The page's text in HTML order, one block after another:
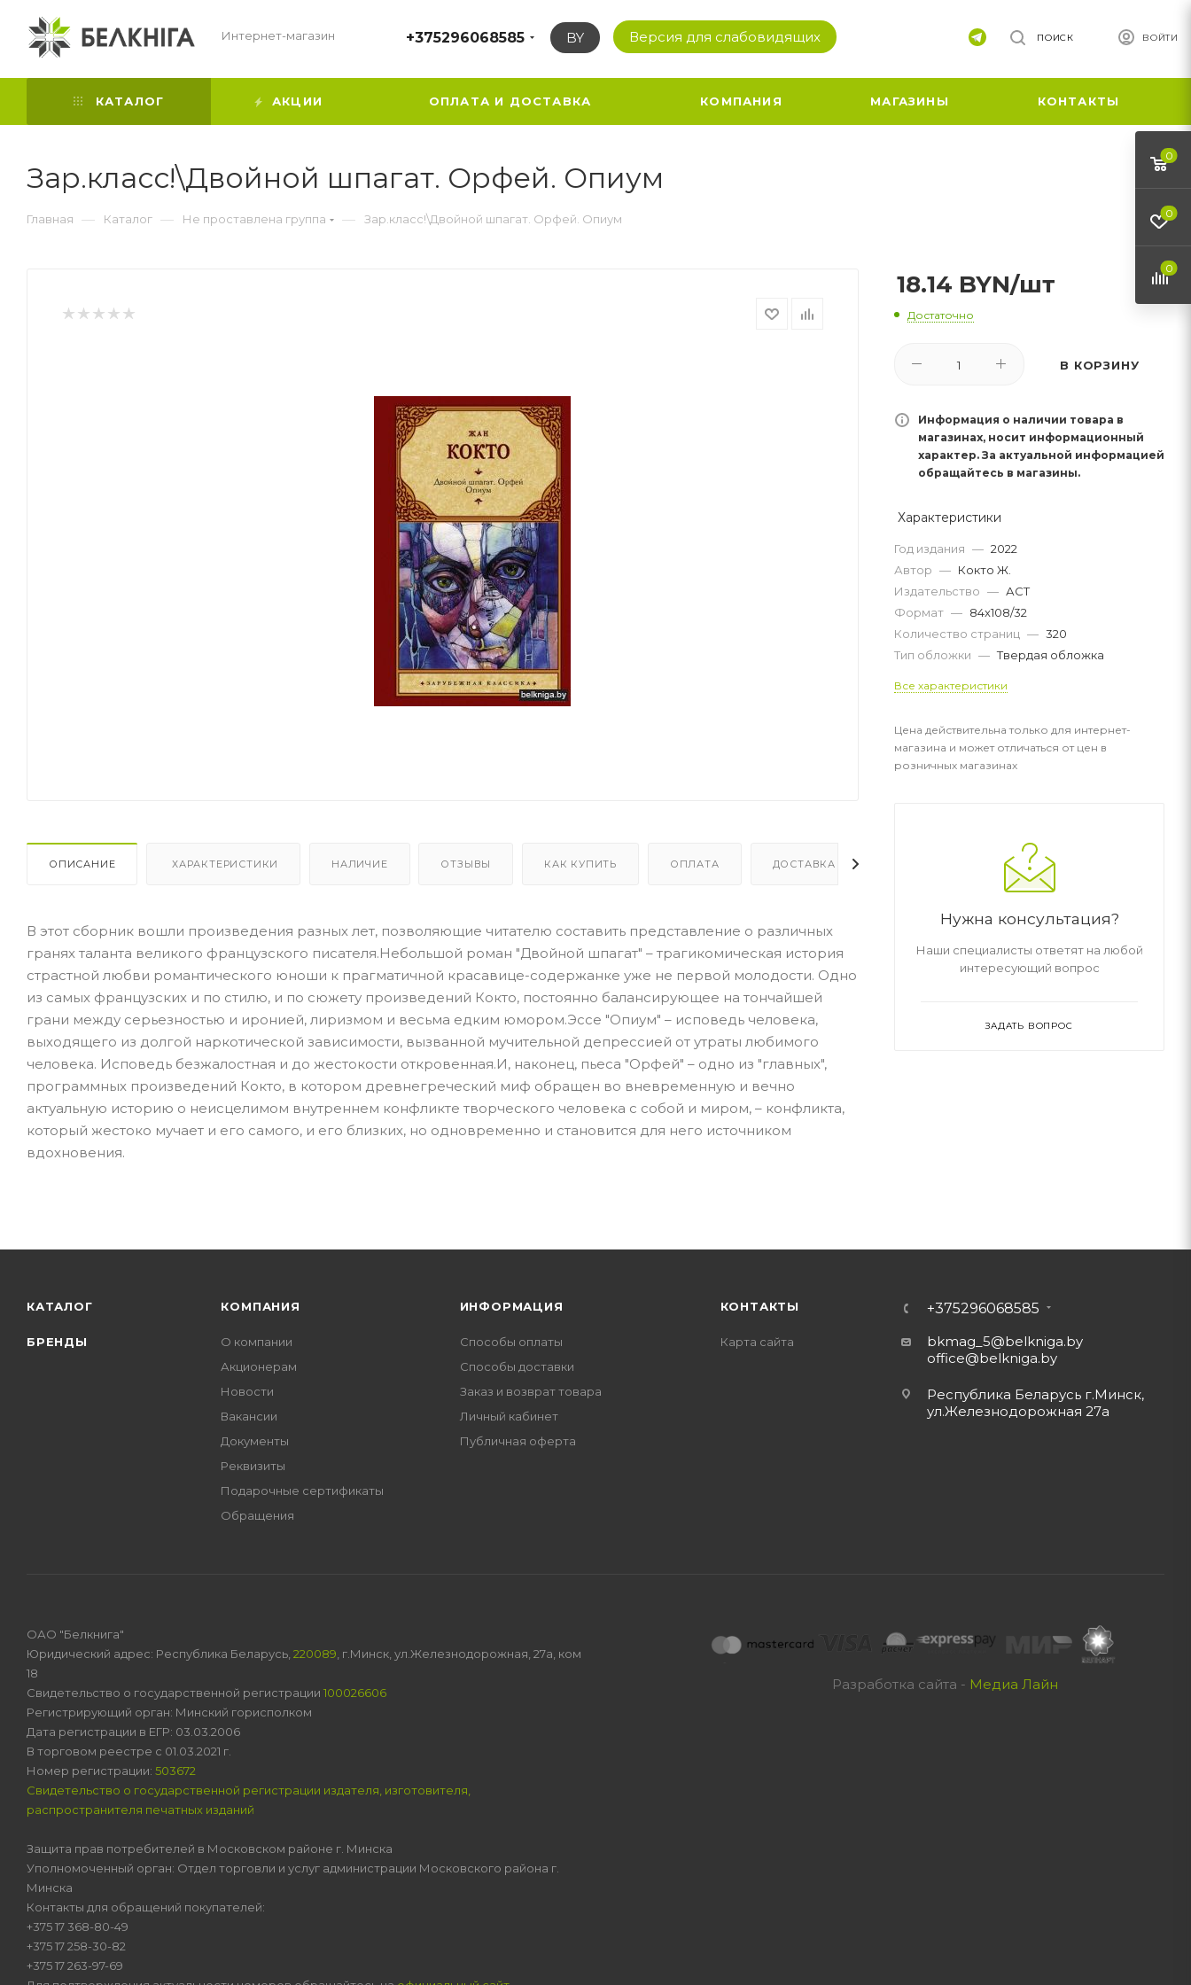
Интернет-магазин +375296068585 BY Версия для слабовидящих ВОЙТИ
ПОИСК
КАТАЛОГ АКЦИИ ОПЛАТА И ДОСТАВКА КОМПАНИЯ МАГАЗИНЫ КОНТАКТЫ
Зар.класс!\Двойной шпагат. Орфей. Опиум
Главная — Каталог — Не проставлена группа — Зар.класс!\Двойной шпагат. Орфей. Опиум
ОПИСАНИЕ ХАРАКТЕРИСТИКИ НАЛИЧИЕ ОТЗЫВЫ КАК КУПИТЬ ОПЛАТА ДОСТАВКА
В этот сборник вошли произведения разных лет, позволяющие читателю составить представление о различных
гранях таланта великого французского писателя.Небольшой роман "Двойной шпагат" – трагикомическая история
страстной любви романтического юноши к прагматичной красавице-содержанке уже не первой молодости. Одно
из самых французских и по стилю, и по сюжету произведений Кокто, постоянно балансирующее на тончайшей
грани между серьезностью и иронией, лиризмом и весьма едким юмором.Эссе "Опиум" – исповедь человека,
выходящего из долгой наркотической зависимости, вызванной мучительной депрессией от утраты любимого
человека. Исповедь безжалостная и до жестокости откровенная.И, наконец, пьеса "Орфей" – одно из "главных",
программных произведений Кокто, в котором древнегреческий миф обращен во вневременную и вечно
актуальную историю о неисцелимом внутреннем конфликте творческого человека с собой и миром, – конфликта,
который жестоко мучает и его самого, и его близких, но одновременно и становится для него источником
вдохновения.
18.14 BYN/шт
Достаточно
В КОРЗИНУ
Информация о наличии товара в
магазинах, носит информационный
характер. За актуальной информацией
обращайтесь в магазины.
Характеристики
Год издания — 2022
Автор — Кокто Ж.
Издательство — АСТ
Формат — 84x108/32
Количество страниц — 320
Тип обложки — Твердая обложка
Все характеристики
Цена действительна только для интернет-
магазина и может отличаться от цен в
розничных магазинах
Нужна консультация?
Наши специалисты ответят на любой
интересующий вопрос
ЗАДАТЬ ВОПРОС
КАТАЛОГ
БРЕНДЫ
КОМПАНИЯ
О компании
Акционерам
Новости
Вакансии
Документы
Реквизиты
Подарочные сертификаты
Обращения
ИНФОРМАЦИЯ
Способы оплаты
Способы доставки
Заказ и возврат товара
Личный кабинет
Публичная оферта
КОНТАКТЫ
Карта сайта
+375296068585
bkmag_5@belkniga.by
office@belkniga.by
Республика Беларусь г.Минск,
ул.Железнодорожная 27а
Разработка сайта - Медиа Лайн
ОАО "Белкнига"
Юридический адрес: Республика Беларусь, 220089 , г.Минск, ул.Железнодорожная, 27а, ком
18
Свидетельство о государственной регистрации 100026606
Регистрирующий орган: Минский горисполком
Дата регистрации в ЕГР: 03.03.2006
В торговом реестре с 01.03.2021 г.
Номер регистрации: 503672
Свидетельство о государственной регистрации издателя, изготовителя,
распространителя печатных изданий
Защита прав потребителей в Московском районе г. Минска
Уполномоченный орган: Отдел торговли и услуг администрации Московского района г.
Минска
Контакты для обращений покупателей:
+375 17 368-80-49
+375 17 258-30-82
+375 17 263-97-69
0
0
0